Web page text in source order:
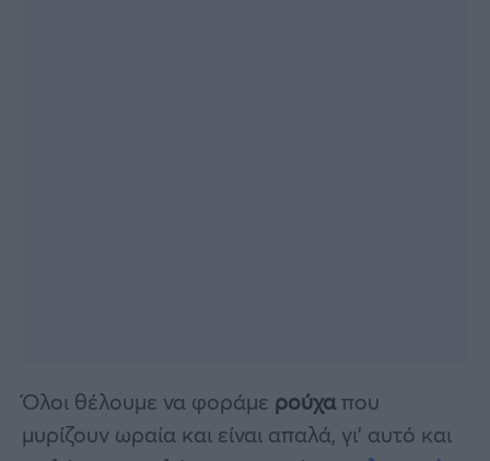
Όλοι θέλουμε να φοράμε ρούχαπου
μυρίζουν ωραία και είναι απαλά, γι’ αυτό και